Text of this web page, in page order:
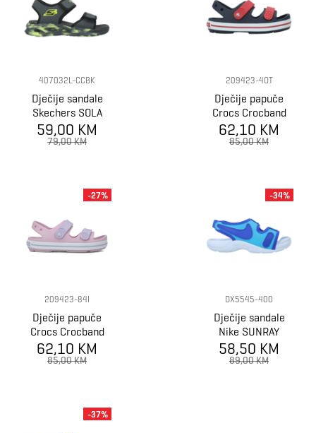
407032L-CCBK
Dječije sandale
Skechers SOLA
GLOW SANDAL
59,00 KM
79,00 KM
209423-4OT
Dječije papuče
Crocs Crocband
Cruiser Sandal
K
62,10 KM
85,00 KM
209423-84I
Dječije papuče
Crocs Crocband
Cruiser Sandal
K
62,10 KM
85,00 KM
-27%
DX5545-400
Dječije sandale
Nike SUNRAY
ADJUST 6 BP
58,50 KM
89,00 KM
-34%
-37%